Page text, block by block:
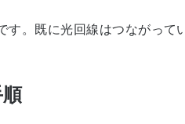
。既に光回線はつながって